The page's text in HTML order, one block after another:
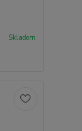
Skladom